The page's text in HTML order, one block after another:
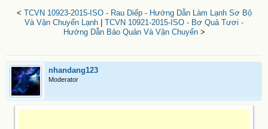
< TCVN 10923-2015-ISO - Rau Diếp - Hướng Dẫn Làm Lạnh Sơ Bộ
Và Vận Chuyển Lạnh
TCVN 10921-2015-ISO - Bơ Quả Tươi -
Hướng Dẫn Bảo Quản Và Vận Chuyển>
nhandang123
Moderator